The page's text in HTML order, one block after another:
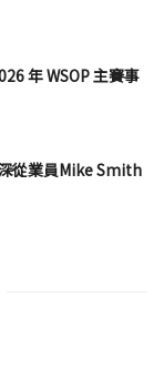
年 WSOP 主賽事
從業員Mike Smith